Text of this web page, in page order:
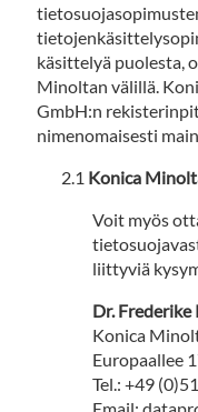
käsittelyä puolesta,
Minoltan välillä.
GmbH:n
nimenomaisesti
Konica
Voit myös
liittyviä
Dr. Frederike
Konica
Europaallee
Tel.: +49